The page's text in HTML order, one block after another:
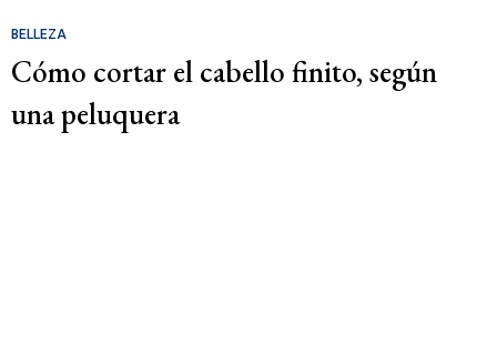
BELLEZA
Cómo cortar el cabello finito, según
una peluquera